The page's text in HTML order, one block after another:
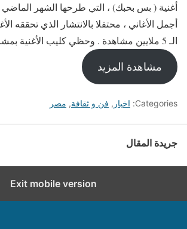
أغنية ( بس بحبك) ، التي طرحها الشهر الماضي
أجمل الأغاني ، محتفلا بالانتشار الذي تحققه
الـ 5 ملايين مشاهدة . وحظي كليب الأغنية بمشاهدة
مشاهدة المزيد
Categories: اخبار , فن و ثقافة, مصر
جريدة المقال
Exit mobile version